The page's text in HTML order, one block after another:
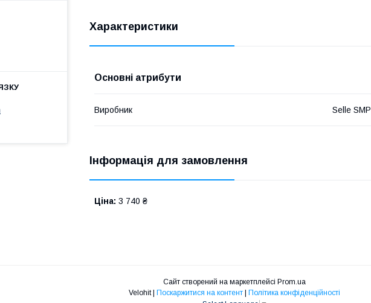
Характеристики
Основні атрибути
Виробник Selle SMP
Інформація для замовлення
Ціна: 3 740 ₴
Сайт створений на маркетплейсі Prom.ua
Поскаржитися на контент
Політика конфіденційності